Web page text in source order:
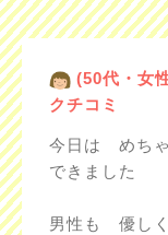
(50代・女
クチコミ
今日は めちゃ
できました
男性も 優し